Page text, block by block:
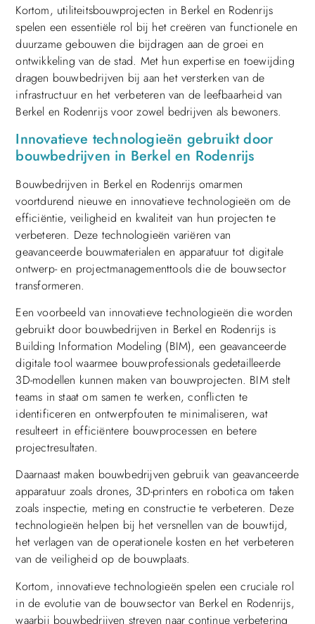
Kortom, utiliteitsbouwprojecten in Berkel en Rodenrijs
spelen een essentiële rol bij het creëren van functionele en
duurzame gebouwen die bijdragen aan de groei en
ontwikkeling van de stad. Met hun expertise en toewijding
dragen bouwbedrijven bij aan het versterken van de
infrastructuur en het verbeteren van de leefbaarheid van
Berkel en Rodenrijs voor zowel bedrijven als bewoners.
Innovatieve technologieën gebruikt door
bouwbedrijven in Berkel en Rodenrijs
Bouwbedrijven in Berkel en Rodenrijs omarmen
voortdurend nieuwe en innovatieve technologieën om de
efficiëntie, veiligheid en kwaliteit van hun projecten te
verbeteren. Deze technologieën variëren van
geavanceerde bouwmaterialen en apparatuur tot digitale
ontwerp- en projectmanagementtools die de bouwsector
transformeren.
Een voorbeeld van innovatieve technologieën die worden
gebruikt door bouwbedrijven in Berkel en Rodenrijs is
Building Information Modeling (BIM), een geavanceerde
digitale tool waarmee bouwprofessionals gedetailleerde
3D-modellen kunnen maken van bouwprojecten. BIM stelt
teams in staat om samen te werken, conflicten te
identificeren en ontwerpfouten te minimaliseren, wat
resulteert in efficiëntere bouwprocessen en betere
projectresultaten.
Daarnaast maken bouwbedrijven gebruik van geavanceerde
apparatuur zoals drones, 3D-printers en robotica om taken
zoals inspectie, meting en constructie te verbeteren. Deze
technologieën helpen bij het versnellen van de bouwtijd,
het verlagen van de operationele kosten en het verbeteren
van de veiligheid op de bouwplaats.
Kortom, innovatieve technologieën spelen een cruciale rol
in de evolutie van de bouwsector van Berkel en Rodenrijs,
waarbij bouwbedrijven streven naar continue verbetering